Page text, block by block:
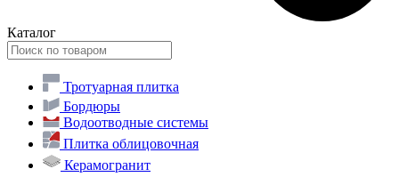
Каталог
Тротуарная плитка
Бордюры
Водоотводные системы
Плитка облицовочная
Керамогранит